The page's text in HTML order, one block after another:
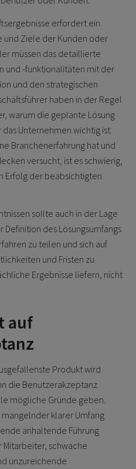
erfordert ein
und Ziele der Kunden oder
müssen das detaillierte
und -funktionalitäten mit der
und den strategischen
haben in der Regel
warum die geplante Lösung
Unternehmen wichtig ist.
Branchenerfahrung hat und
versucht, ist es schwierig,
Erfolg der beabsichtigten
sollte auch in der Lage
des Lösungsumfangs
zu teilen und sich auf
und Fristen zu
Ergebnisse liefern, nicht
auf
Produkt wird
die Benutzerakzeptanz
mögliche Gründe geben.
klarer Umfang
anhaltende Führung
schwache
unzureichende